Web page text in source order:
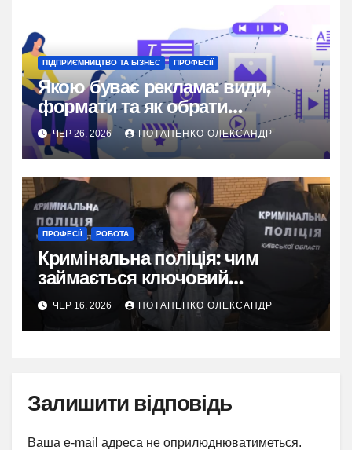
ПІДПРИЄМНИЦТВО ТА БІЗНЕС ПРОФЕСІЇ
Якою буває реклама: види,
формати та як обрати
найкращий у 2026 році
ЧЕР 26, 2026 ПОТАПЕНКО ОЛЕКСАНДР
ПРОФЕСІЇ РОБОТА
Кримінальна поліція: чим
займається ключовий
підрозділ Національної поліції
України
ЧЕР 16, 2026 ПОТАПЕНКО ОЛЕКСАНДР
Залишити відповідь
Ваша e-mail адреса не оприлюднюватиметься.